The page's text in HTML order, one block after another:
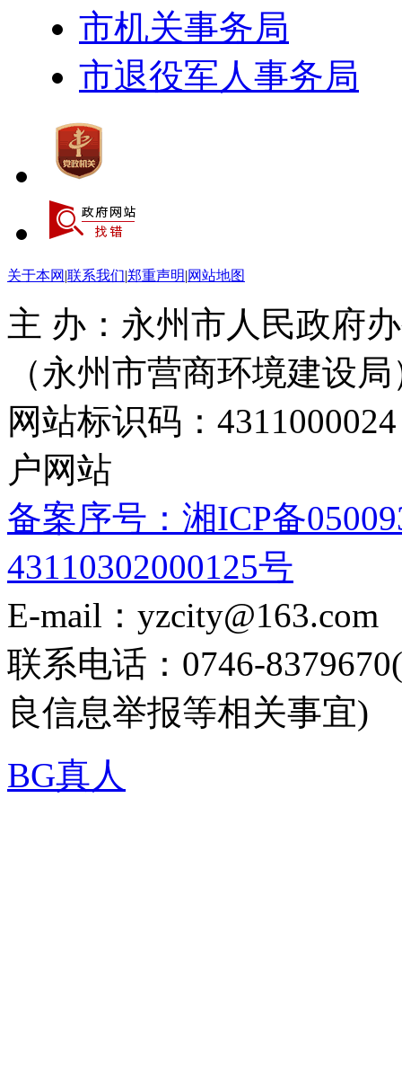
市机关事务局
市退役军人事务局
关于本网 |联系我们|郑重声明|网站地图
主 办：永州市人民政府
（永州市营商环境建设局
网站标识码：
户网站
备案序号：湘ICP备
43110302000125号
E-mail：yzcity@163.com
联系电话：0746-
良信息举报等相关事宜)
BG真人